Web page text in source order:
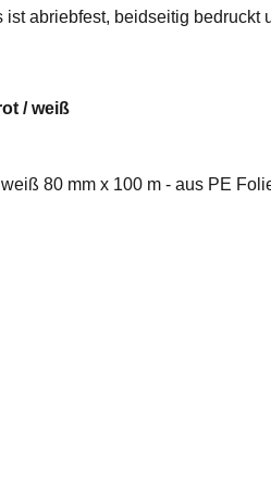
abriebfest, beidseitig bedruckt
/ weiß
80 mm x 100 m - aus PE